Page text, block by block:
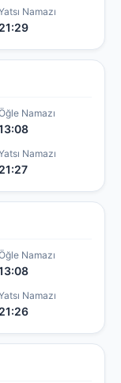
Namazı
21:29
Namazı
Namazı
21:27
Namazı
Namazı
21:26